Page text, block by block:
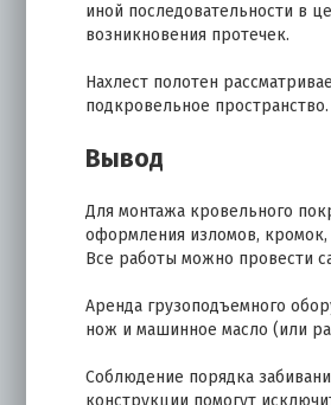
иной последовательности в
возникновения протечек.
Нахлест полотен
подкровельное пространство.
Вывод
Для монтажа кровельного
оформления изломов, кромок,
Все работы можно провести
Аренда грузоподъемного
нож и машинное масло (или
Соблюдение порядка
конструкции помогут